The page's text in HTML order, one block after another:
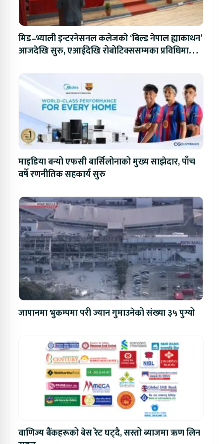
मिड–भ्याली इन्टरनेसनल कलेजको ‘बिल्ड नेपाल ह्याकाथन’
आजदेखि सुरु, एआईदेखि रोबोटिक्ससम्मका प्रविधिमा
माइडिया बन्यो एफसी बार्सिलोनाको मुख्य साझेदार, पाँच
वर्षे रणनीतिक सहकार्य सुरु
जापानमा भुकम्पमा परी ज्यान गुमाउनेको संख्या ३५ पुग्यो
वाणिज्य बैंकहरूको बेस रेट घट्दै, सस्तो ब्याजमा ऋण लिन